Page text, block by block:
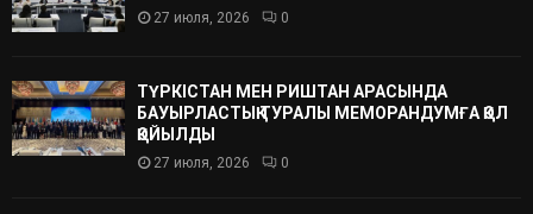
27 июля, 2026 0
ТҮРКІСТАН МЕН РИШТАН АРАСЫНДА
БАУЫРЛАСТЫҚ ТУРАЛЫ МЕМОРАНДУМҒА ҚОЛ
ҚОЙЫЛДЫ
27 июля, 2026 0